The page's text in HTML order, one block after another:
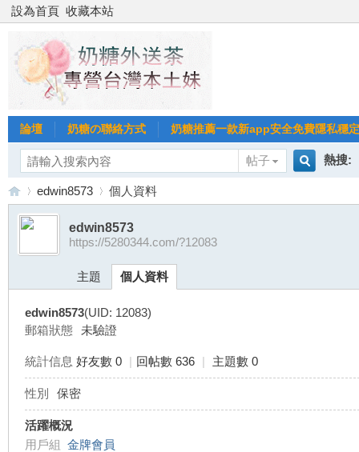
設為首頁 收藏本站
論壇 奶糖の聯絡方式 奶糖推薦一款新app安全免費隱私穩
帖子
熱搜:
台›
edwin8573 個人資料
edwin8573
https://5280344.com/?12083
主題 個人資料
edwin8573(UID: 12083)
郵箱狀態 未驗證
統計信息 好友數 0 | 回帖數 636 | 主題數 0
性別 保密
活躍概況
用戶組 金牌會員